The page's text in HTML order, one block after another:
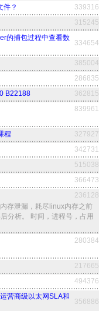
件？
339316
315245
的捕包过程中查看数
334654
385004
286835
B22188
362815
839961
程
327927
342731
515038
366473
236128
存泄漏，耗尽linux内存之前
分析。 时间，进程号，占用
280384
217665
494376
营商级以太网SLA和
356886